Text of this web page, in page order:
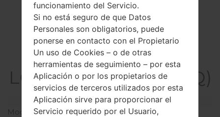
La especificación
LGKF390Q(LGKF390Q)
Modelo y sus características
Modelo
LGKF390Q
funcionamiento del Servicio.
Si no está seguro de que Datos
Personales son obligatorios, puede
ponerse en contacto con el Propietario
Un uso de Cookies – o de otras
herramientas de seguimiento – por esta
Aplicación o por los propietarios de
servicios de terceros utilizados por esta
Aplicación sirve para proporcionar el
Servicio requerido por el Usuario,